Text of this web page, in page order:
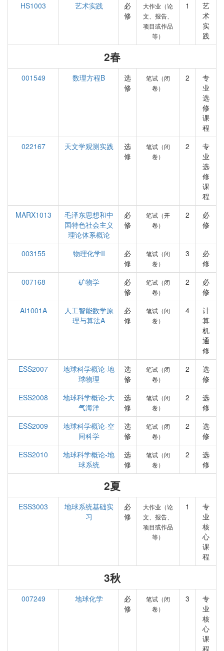
HS1003 艺术实践
必
修
大作业（论
文、报告、
项目或作品
等）
1
艺
术
实
践
2春
001549 数理方程B
选
修
笔试（闭
卷）
2
专
业
选
修
课
程
022167
天文学观测实践
选
修
笔试（闭
卷）
2
专
业
选
修
课
程
MARX1013
毛泽东思想和中
国特色社会主义
理论体系概论
必
修
笔试（开
卷）
2
必
修
003155 物理化学II
必
修
笔试（闭
卷）
3
必
修
007168
矿物学
必
修
笔试（闭
卷）
2
必
修
AI1001A
人工智能数学原
理与算法A
必
修
笔试（闭
卷）
4
计
算
机
通
修
ESS2007
地球科学概论-地
球物理
选
修
笔试（闭
卷）
2
选
修
ESS2008
地球科学概论-大
气海洋
选
修
笔试（闭
卷）
2
选
修
ESS2009
地球科学概论-空
间科学
选
修
笔试（闭
卷）
2
选
修
ESS2010
地球科学概论-地
球系统
选
修
笔试（闭
卷）
2
选
修
2夏
ESS3003
地球系统基础实
习
必
修
大作业（论
文、报告、
项目或作品
等）
1
专
业
核
心
课
程
3秋
007249 地球化学
必
修
笔试（闭
卷）
3
专
业
核
心
课
程